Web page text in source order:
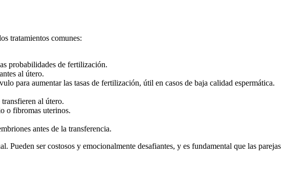
tratamientos comunes:
probabilidades de fertilización.
al útero.
para aumentar las tasas de fertilización, útil en casos de baja calidad espermática.
al útero.
o fibromas uterinos.
antes de la transferencia.
ser costosos y emocionalmente desafiantes, y es fundamental que las parejas